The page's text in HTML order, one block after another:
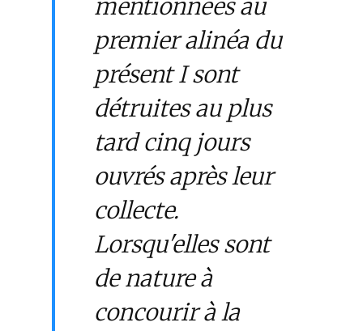
mentionnées au
premier alinéa du
présent I sont
détruites au plus
tard cinq jours
ouvrés après leur
collecte.
Lorsqu'elles sont
de nature à
concourir à la